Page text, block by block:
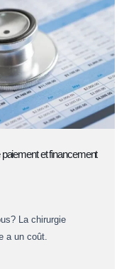
et financement
La chirurgie
a un coût.